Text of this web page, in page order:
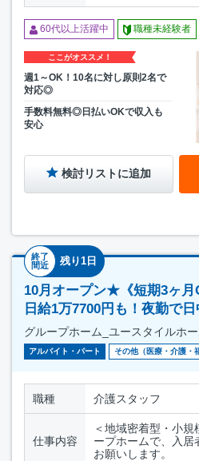
60代以上活躍中 職種未経験者
ここがオススメ！
週1～OK！10名に対し原則2名で
対応◎
手数料無料◎日払いOKで収入も
安心
検討リストに追加
終了
間近
残り1日
10月オープン★《短期3ヶ月
日給1万7700円も！夜勤で
グループホーム_ユースタイルホ
アルバイト・パート その他（医療・介護・
職種 介護スタッフ
仕事内容
＜地域密着型・小
ープホームで、入居
お願いします。